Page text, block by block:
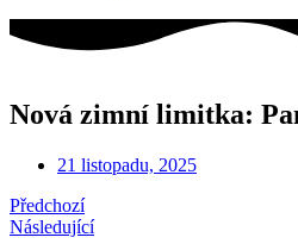
Nová zimní limitka:
21 listopadu, 2025
Předchozí
Následující